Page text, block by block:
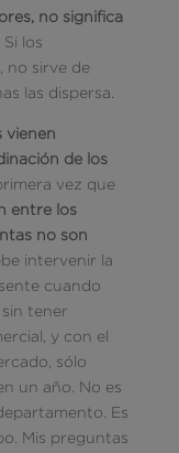
no significa
Si los
no sirve de
las dispersa.
vienen
de los
vez que
entre los
no son
intervenir la
cuando
tener
y con el
sólo
un año. No es
Es
Mis preguntas